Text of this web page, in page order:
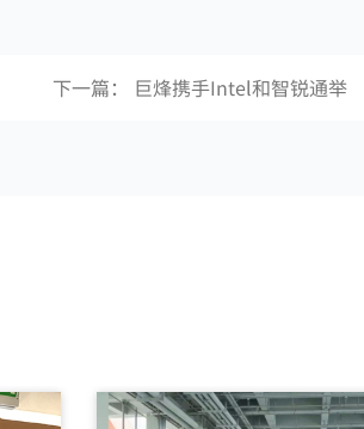
下一篇： 巨烽携手Intel和智锐通举